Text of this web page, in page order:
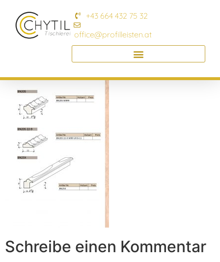
+43 664 432 75 32
office@profilleisten.at
Schreibe einen Kommentar